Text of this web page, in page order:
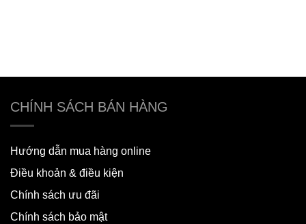
CHÍNH SÁCH BÁN HÀNG
Hướng dẫn mua hàng online
Điều khoản & điều kiện
Chính sách ưu đãi
Chính sách bảo mật